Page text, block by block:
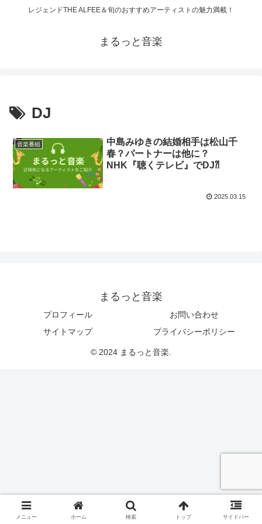
レジェンドTHE ALFEE＆旬のおすすめアーティストの魅力満載！
まるっと音楽
DJ
音楽番組
中島みゆきの結婚相手は松山千
春？パートナーは他に？
NHK『聴くテレビ』でDJ⁈
2025.03.15
まるっと音楽
プロフィール
お問い合わせ
サイトマップ
プライバシーポリシー
© 2024 まるっと音楽.
メニュー ホーム 検索 トップ サイドバー